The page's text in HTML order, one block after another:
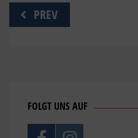
Beitragsnavigation
PREV
FOLGT UNS AUF